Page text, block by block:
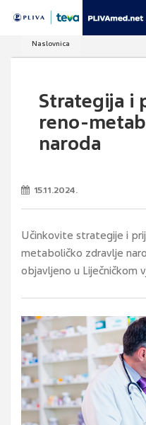
Naslovnica
Strategija i
reno-
naroda
15.11.2024.
Učinkovite strategije i
metaboličko zdravlje
objavljeno u Liječničkom